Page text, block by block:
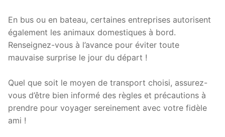
En bus ou en bateau, certaines entreprises autorisent
également les animaux domestiques à bord.
Renseignez-vous à l’avance pour éviter toute
mauvaise surprise le jour du départ !
Quel que soit le moyen de transport choisi, assurez-
vous d’être bien informé des règles et précautions à
prendre pour voyager sereinement avec votre fidèle
ami !